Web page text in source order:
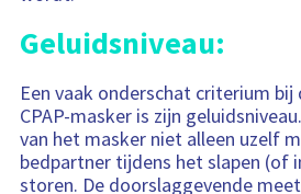
Geluidsniveau:
Een vaak onderschat criterium bij
CPAP-masker is zijn
van het masker niet alleen uzelf
bedpartner tijdens het slapen (of
storen. De doorslaggevende